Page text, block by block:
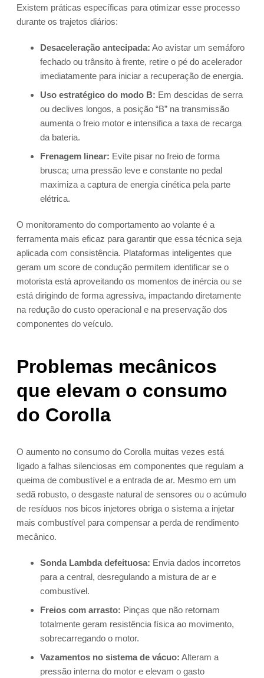
Existem práticas específicas para otimizar esse processo
durante os trajetos diários:
Desaceleração antecipada: Ao avistar um semáforo
fechado ou trânsito à frente, retire o pé do acelerador
imediatamente para iniciar a recuperação de energia.
Uso estratégico do modo B: Em descidas de serra
ou declives longos, a posição “B” na transmissão
aumenta o freio motor e intensifica a taxa de recarga
da bateria.
Frenagem linear: Evite pisar no freio de forma
brusca; uma pressão leve e constante no pedal
maximiza a captura de energia cinética pela parte
elétrica.
O monitoramento do comportamento ao volante é a
ferramenta mais eficaz para garantir que essa técnica seja
aplicada com consistência. Plataformas inteligentes que
geram um score de condução permitem identificar se o
motorista está aproveitando os momentos de inércia ou se
está dirigindo de forma agressiva, impactando diretamente
na redução do custo operacional e na preservação dos
componentes do veículo.
Problemas mecânicos
que elevam o consumo
do Corolla
O aumento no consumo do Corolla muitas vezes está
ligado a falhas silenciosas em componentes que regulam a
queima de combustível e a entrada de ar. Mesmo em um
sedã robusto, o desgaste natural de sensores ou o acúmulo
de resíduos nos bicos injetores obriga o sistema a injetar
mais combustível para compensar a perda de rendimento
mecânico.
Sonda Lambda defeituosa: Envia dados incorretos
para a central, desregulando a mistura de ar e
combustível.
Freios com arrasto: Pinças que não retornam
totalmente geram resistência física ao movimento,
sobrecarregando o motor.
Vazamentos no sistema de vácuo: Alteram a
pressão interna do motor e elevam o gasto